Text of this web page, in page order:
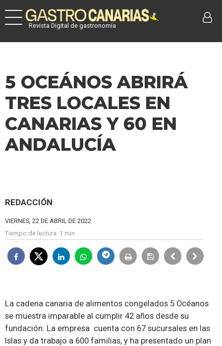
Revista Digital de gastronomía
5 OCEÁNOS ABRIRÁ
TRES LOCALES EN
CANARIAS Y 60 EN
ANDALUCÍA
REDACCIÓN
VIERNES, 22 DE ABRIL DE 2022
Tiempo de lectura: 1 min
La cadena canaria de alimentos congelados 5 Océanos
se muestra imparable al cumplir 42 años desde su
fundación. La empresa cuenta con 67 sucursales en las
Islas y da trabajo a 600 familias, y ha presentado un plan